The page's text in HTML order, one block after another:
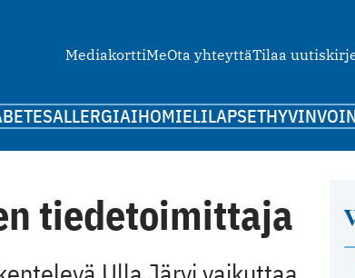
MediakorttiMeOta yhteyttäTilaa
ALLERGIAIHOMIELILAPSET
tiedetoimittaja